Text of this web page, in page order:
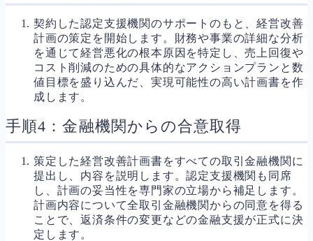
契約した認定支援機関のサポートのもと、経営改善
計画の策定を開始します。財務や事業の詳細な分析
を通じて経営悪化の根本原因を特定し、売上回復や
コスト削減のための具体的なアクションプランと数
値目標を盛り込んだ、実現可能性の高い計画書を作
成します。
手順4：金融機関からの合意取得
策定した経営改善計画書をすべての取引金融機関に
提出し、内容を説明します。認定支援機関も同席
し、計画の妥当性を専門家の立場から補足します。
計画内容について全取引金融機関からの同意を得る
ことで、返済条件の変更などの金融支援が正式に決
定します。